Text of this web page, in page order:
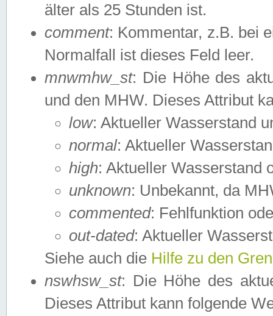
älter als 25 Stunden ist.
comment: Kommentar, z.B. bei
Normalfall ist dieses Feld leer.
mnwmhw_st: Die Höhe des
und den MHW. Dieses Attribut
low: Aktueller Wasserstand
normal: Aktueller
high: Aktueller Wasserstand
unknown: Unbekannt, da
commented: Fehlfunktion
out-dated: Aktueller
Siehe auch die Hilfe zu den
nswhsw_st: Die Höhe des
Dieses Attribut kann folgende